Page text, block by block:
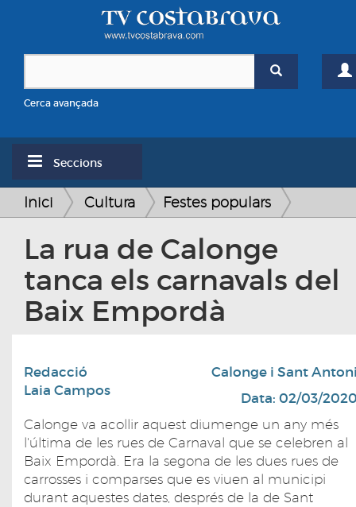
Cerca avançada
Seccions
Inici Cultura Festes populars
La rua de Calonge
tanca els carnavals del
Baix Empordà
Redacció
Laia Campos
Calonge i Sant
Data: 02/03/
Calonge va acollir aquest diumenge un any més
l'última de les rues de Carnaval que se celebren al
Baix Empordà. Era la segona de les dues rues de
carrosses i comparses que es viuen al municipi
durant aquestes dates, després de la de Sant